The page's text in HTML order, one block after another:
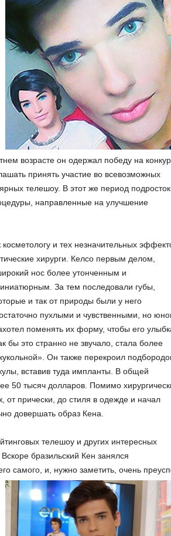
возрасте он одержал победу на
принять участие во всевозможных
телешоу. В этот же период подросток
направленные на улучшение
и тех незначительных
хирурги. Келсо первым делом,
нос более утонченным и
За тем последовали губы,
и так от природы были у него
пухлыми и чувственными, но
поменять их форму, чтобы его
бы это странно не звучало, стала более
Он также перекроил
вставив туда импланты. В общей
50 тысяч долларов. Помимо
прически, до стиля в одежде и начал
довершать образ Кена.
телешоу и других интересных
бразильский Кен занялся
самого, и, нужно заметить, очень